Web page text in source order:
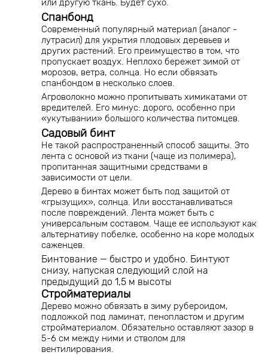
или другую ткань. Будет сухо.
Спанбонд
Современный популярный материал (аналог -
лутрасил) для укрытия плодовых деревьев и
других растений. Его преимущество в том, что
пропускает воздух. Неплохо бережет зимой от
морозов, ветра, солнца. Но если обвязать
спанбондом в несколько слоев.
Агроволокно можно пропитывать химикатами от
вредителей. Его минус: дорого, особенно при
«укутывании» большого количества питомцев.
Садовый бинт
Не такой распространенный способ защиты. Это
лента с основой из ткани (чаще из полимера),
пропитанная защитными средствами в
зависимости от цели.
Дерево в бинтах может быть под защитой от
«грызущих», солнца. Или восстанавливаться
после повреждений. Лента может быть с
универсальным составом. Чаще ее используют как
альтернативу побелке, особенно на коре молодых
саженцев.
Бинтование — быстро и удобно. Бинтуют
снизу, напуская следующий слой на
предыдущий до 1,5 м высоты
Стройматериалы
Дерево можно обвязать в зиму рубероидом,
подложкой под ламинат, пенопластом и другим
стройматериалом. Обязательно оставляют зазор в
5-6 см между ними и стволом для
вентилирования.